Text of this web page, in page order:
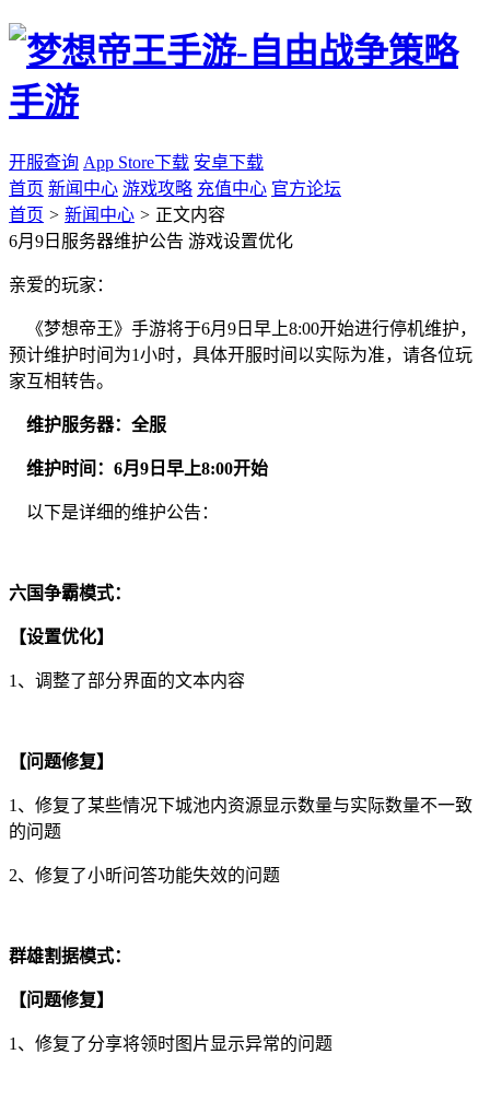
开服查询 App Store下载 安卓下载
首页 新闻中心 游戏攻略 充值中心 官方论坛
首页 > 新闻中心 > 正文内容
6月9日服务器维护公告 游戏设置优化
亲爱的玩家：
《梦想帝王》手游将于6月9日早上8:00开始进行停机维护，
预计维护时间为1小时，具体开服时间以实际为准，请各位玩
家互相转告。
维护服务器：全服
维护时间：6月9日早上8:00开始
以下是详细的维护公告：
六国争霸模式：
【设置优化】
1、调整了部分界面的文本内容
【问题修复】
1、修复了某些情况下城池内资源显示数量与实际数量不一致
的问题
2、修复了小昕问答功能失效的问题
群雄割据模式：
【问题修复】
1、修复了分享将领时图片显示异常的问题